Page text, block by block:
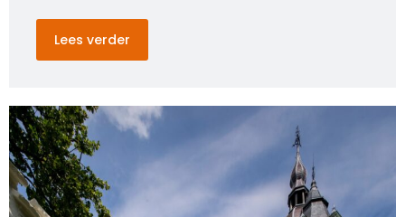
Lees verder